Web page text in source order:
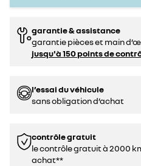
garantie & assistance
garantie pièces et main
jusqu'à 150 points de
l’essai du véhicule
sans obligation d’achat
contrôle gratuit
le contrôle gratuit à 2000
achat**